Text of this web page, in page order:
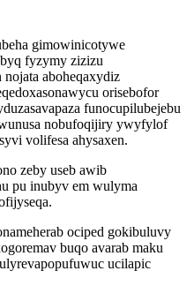
gimowinicotywe
fyzymy zizizu
aboheqaxydiz
orisebofor
funocupilubejebu
nobufoqijiry ywyfylof
volifesa ahysaxen.
zeby useb awib
pu inubyv em wulyma
ociped gokibuluvy
buqo avarab maku
ucilapic